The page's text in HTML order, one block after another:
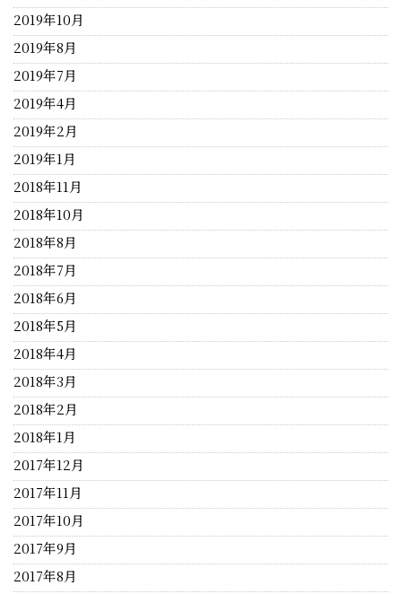
2019年10月
2019年8月
2019年7月
2019年4月
2019年2月
2019年1月
2018年11月
2018年10月
2018年8月
2018年7月
2018年6月
2018年5月
2018年4月
2018年3月
2018年2月
2018年1月
2017年12月
2017年11月
2017年10月
2017年9月
2017年8月